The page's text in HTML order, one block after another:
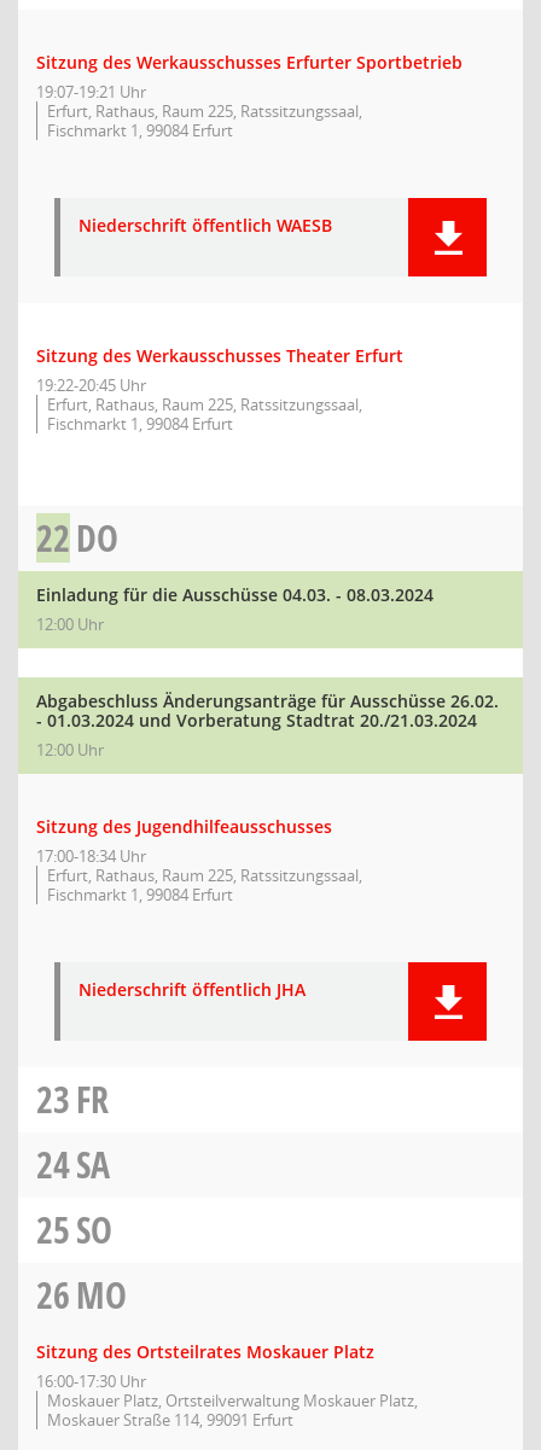
Sitzung des Werkausschusses Erfurter Sportbetrieb
19:07-19:21 Uhr
Erfurt, Rathaus, Raum 225, Ratssitzungssaal,
Fischmarkt 1, 99084 Erfurt
Niederschrift öffentlich WAESB
Sitzung des Werkausschusses Theater Erfurt
19:22-20:45 Uhr
Erfurt, Rathaus, Raum 225, Ratssitzungssaal,
Fischmarkt 1, 99084 Erfurt
22DO
Einladung für die Ausschüsse 04.03. - 08.03.2024
12:00 Uhr
Abgabeschluss Änderungsanträge für Ausschüsse 26.02.
- 01.03.2024 und Vorberatung Stadtrat 20./21.03.2024
12:00 Uhr
Sitzung des Jugendhilfeausschusses
17:00-18:34 Uhr
Erfurt, Rathaus, Raum 225, Ratssitzungssaal,
Fischmarkt 1, 99084 Erfurt
Niederschrift öffentlich JHA
23FR
24SA
25SO
26MO
Sitzung des Ortsteilrates Moskauer Platz
16:00-17:30 Uhr
Moskauer Platz, Ortsteilverwaltung Moskauer Platz,
Moskauer Straße 114, 99091 Erfurt